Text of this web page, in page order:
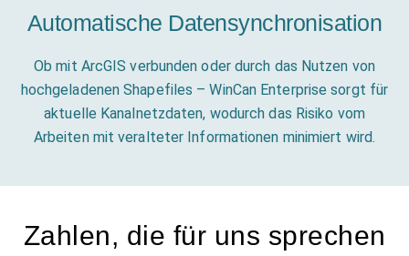
Automatische Datensynchronisation
Ob mit ArcGIS verbunden oder durch das Nutzen von
hochgeladenen Shapefiles – WinCan Enterprise sorgt für
aktuelle Kanalnetzdaten, wodurch das Risiko vom
Arbeiten mit veralteter Informationen minimiert wird.
Zahlen, die für uns sprechen